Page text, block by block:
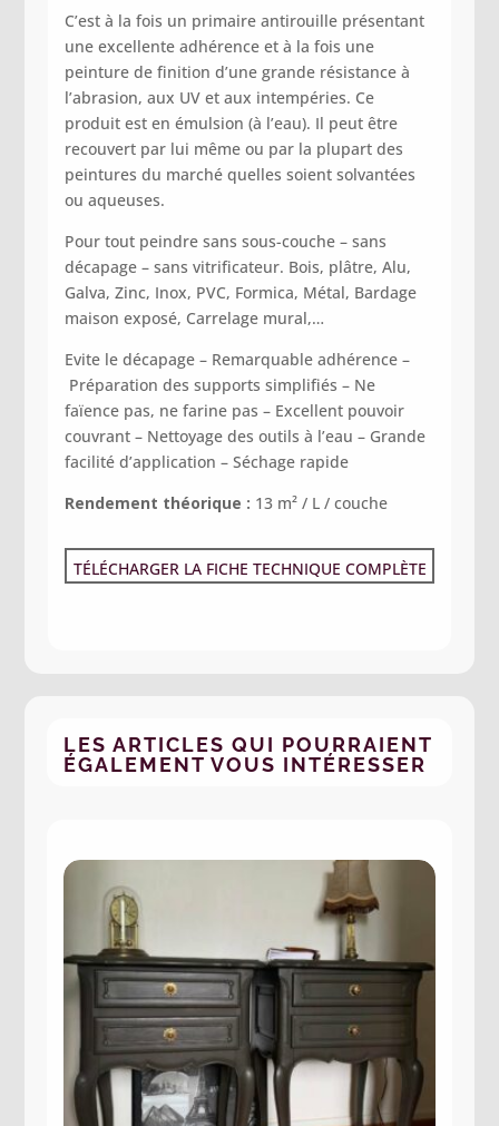
C’est à la fois un primaire antirouille présentant
une excellente adhérence et à la fois une
peinture de finition d’une grande résistance à
l’abrasion, aux UV et aux intempéries. Ce
produit est en émulsion (à l’eau). Il peut être
recouvert par lui même ou par la plupart des
peintures du marché quelles soient solvantées
ou aqueuses.
Pour tout peindre sans sous-couche – sans
décapage – sans vitrificateur. Bois, plâtre, Alu,
Galva, Zinc, Inox, PVC, Formica, Métal, Bardage
maison exposé, Carrelage mural,…
Evite le décapage – Remarquable adhérence –
Préparation des supports simplifiés – Ne
faïence pas, ne farine pas – Excellent pouvoir
couvrant – Nettoyage des outils à l’eau – Grande
facilité d’application – Séchage rapide
Rendement théorique : 13 m² / L / couche
TÉLÉCHARGER LA FICHE TECHNIQUE COMPLÈTE
LES ARTICLES QUI POURRAIENT
ÉGALEMENT VOUS INTÉRESSER